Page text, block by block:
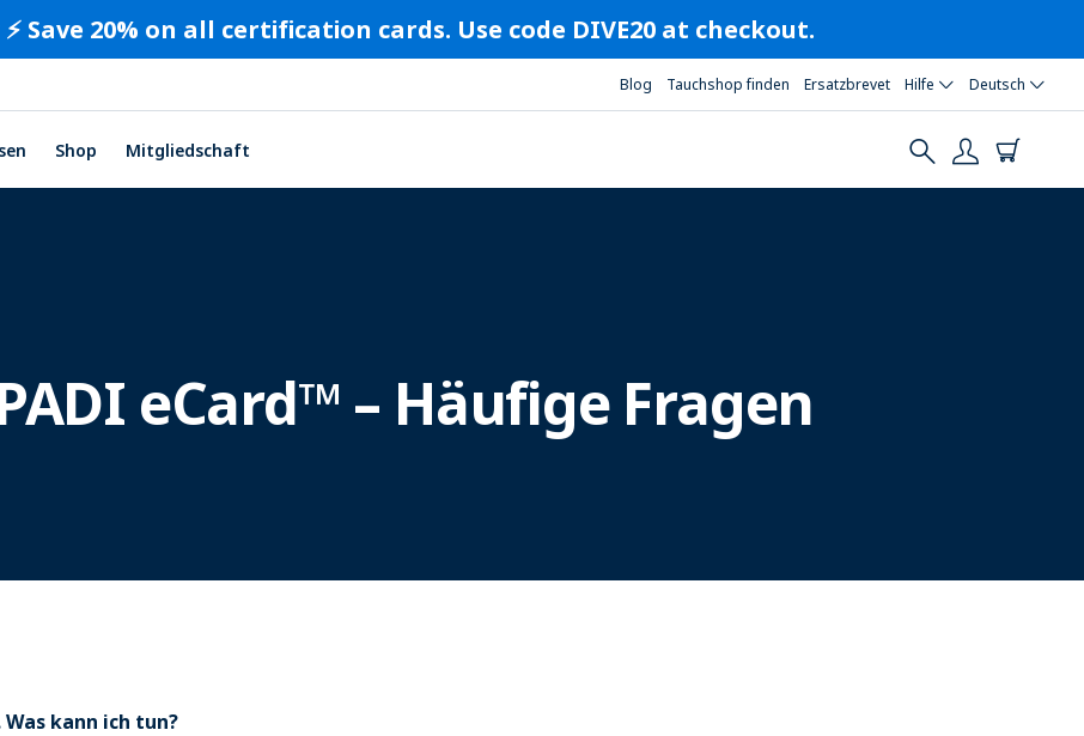
Save 20% on all certification cards. Use code DIVE20 at checkout.
Blog Tauchshop finden Ersatzbrevet Hilfe Deutsch
Shop Mitgliedschaft
eCard™ – Häufige Fragen
kann ich tun?